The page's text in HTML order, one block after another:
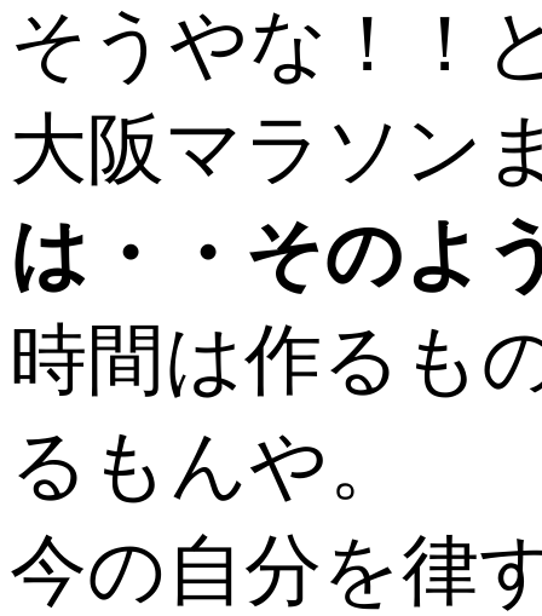
そうやな！！
大阪マラソン
は・・そのよ
時間は作るも
るもんや。
今の自分を律